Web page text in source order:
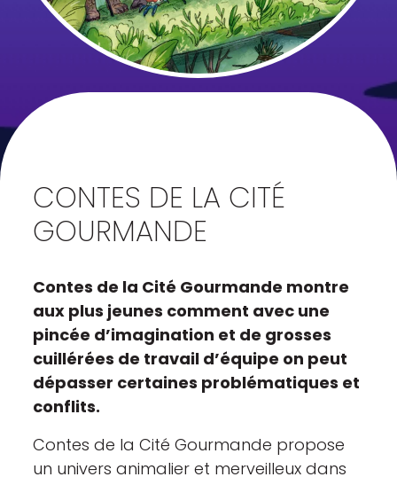
CONTES DE LA CITÉ
GOURMANDE
Contes de la Cité Gourmande montre
aux plus jeunes comment avec une
pincée d’imagination et de grosses
cuillérées de travail d’équipe on peut
dépasser certaines problématiques et
conflits.
Contes de la Cité Gourmande propose
un univers animalier et merveilleux dans